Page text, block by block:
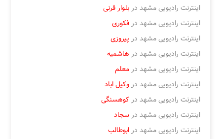
اینترنت رادیویی مشهد دربلوار قرنی
اینترنت رادیویی مشهد درفکوری
اینترنت رادیویی مشهد در پیروزی
اینترنت رادیویی مشهد در هاشمیه
اینترنت رادیویی مشهد درمعلم
اینترنت رادیویی مشهد دروکیل اباد
اینترنت رادیویی مشهد در کوهسنگی
اینترنت رادیویی مشهد درسجاد
اینترنت رادیویی مشهد درابوطالب